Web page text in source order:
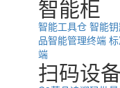
智能柜
智能工具仓 智能
品智能管理终端
端
扫码设备